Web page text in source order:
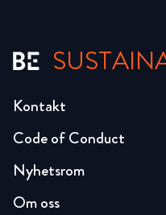
Code of Conduct
Nyhetsrom
Om oss
Kontakt